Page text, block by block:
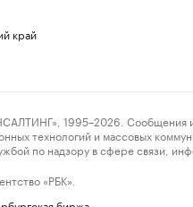
край
1995–2026. Сообщения и
технологий и массовых
по надзору в сфере связи,
«РБК».